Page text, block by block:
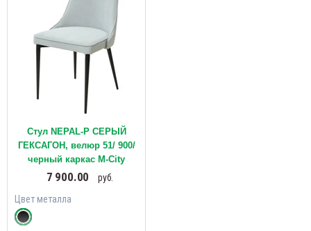
Стул NEPAL-P СЕРЫЙ
ГЕКСАГОН, велюр 51/ 900/
черный каркас М-City
7 900.00
руб.
Цвет металла